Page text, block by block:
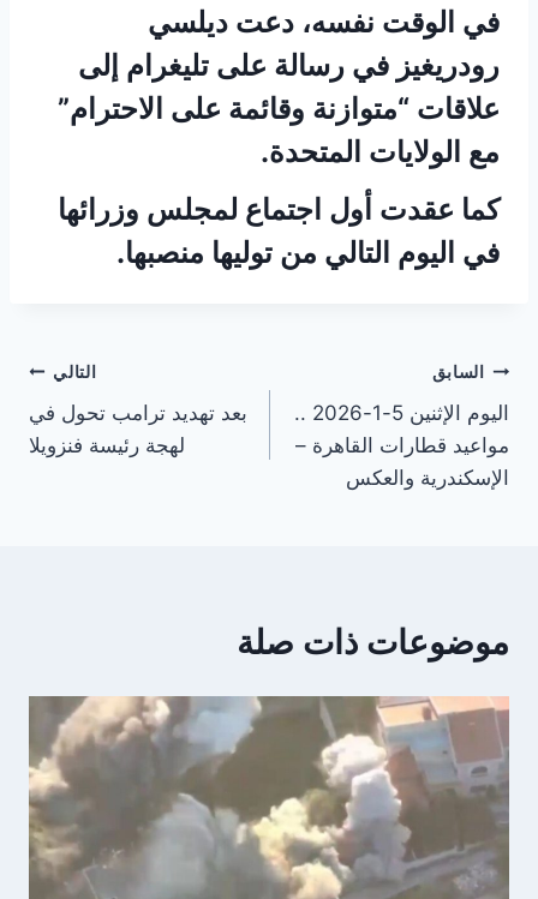
في الوقت نفسه، دعت ديلسي
رودريغيز في رسالة على تليغرام إلى
علاقات “متوازنة وقائمة على الاحترام”
مع الولايات المتحدة.
كما عقدت أول اجتماع لمجلس وزرائها
في اليوم التالي من توليها منصبها.
تصفّح
المقالات
السابق
اليوم الإثنين 5-1-2026 ..
مواعيد قطارات القاهرة –
الإسكندرية والعكس
التالي
بعد تهديد ترامب تحول في
لهجة رئيسة فنزويلا
موضوعات ذات صلة